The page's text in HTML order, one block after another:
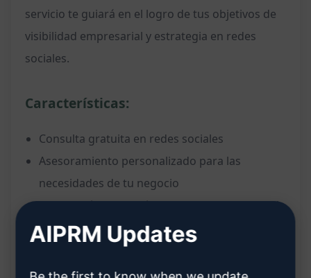
servicio te guiará en el logro de tus objetivos de
visibilidad empresarial y estrategia en redes
sociales.
Características:
Consulta gratuita en redes sociales
Asesoramiento personalizado para las
necesidades de tu negocio
Orientación sobre cómo alcanzar tus metas de
visibilidad empresarial
Estrategias específicas para mejorar tu
presencia en redes sociales
AIPRM Updates